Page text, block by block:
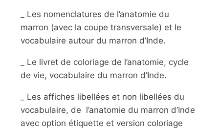
_ Les nomenclatures de l’anatomie du
marron (avec la coupe transversale) et le
vocabulaire autour du marron d’Inde.
_ Le livret de coloriage de l’anatomie, cycle
de vie, vocabulaire du marron d’Inde.
_ Les affiches libellées et non libellées du
vocabulaire, de l’anatomie du marron d’Inde
avec option étiquette et version coloriage